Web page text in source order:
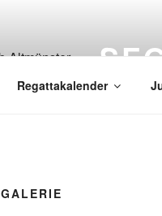
Regattakalender
GALERIE